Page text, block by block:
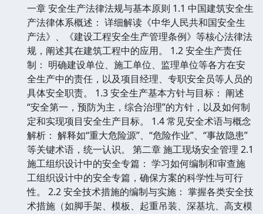
一章 安全生产法律法规与基本原则 1.1 中国建筑安全生
产法律体系概述： 详细解读《中华人民共和国安全生
产法》、《建设工程安全生产管理条例》等核心法律法
规，阐述其在建筑工程中的应用。 1.2 安全生产责任
制： 明确建设单位、施工单位、监理单位等各方在安
全生产中的责任，以及项目经理、专职安全员等人员的
具体安全职责。 1.3 安全生产基本方针与目标： 阐述
“安全第一，预防为主，综合治理”的方针，以及如何制
定和实现项目安全生产目标。 1.4 常见安全术语与概念
解析： 解释如“重大危险源”、“危险作业”、“事故隐患”
等关键术语，统一认识。 第二章 施工现场安全管理 2.1
施工组织设计中的安全专篇： 学习如何编制和审查施
工组织设计中的安全专篇，确保方案的科学性与可行
性。 2.2 安全技术措施的编制与实施： 掌握各类安全技
术措施（如脚手架、模板、起重吊装、深基坑、高支模